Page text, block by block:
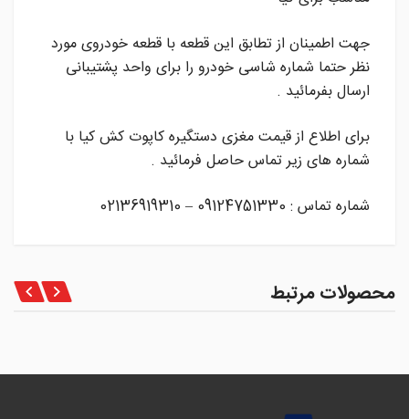
جهت اطمینان از تطابق این قطعه با قطعه خودروی مورد
نظر حتما شماره شاسی خودرو را برای واحد پشتیبانی
ارسال بفرمائید .
برای اطلاع از قیمت مغزی دستگیره کاپوت کش کیا با
شماره های زیر تماس حاصل فرمائید .
شماره تماس : 09124751330 – 02136919310
محصولات مرتبط